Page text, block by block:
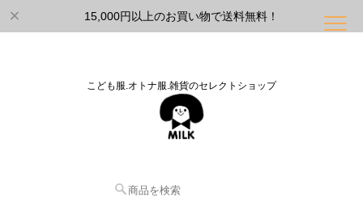
15,000円以上のお買い物で送料無料！
こども服.オトナ服.雑貨のセレクトショップ